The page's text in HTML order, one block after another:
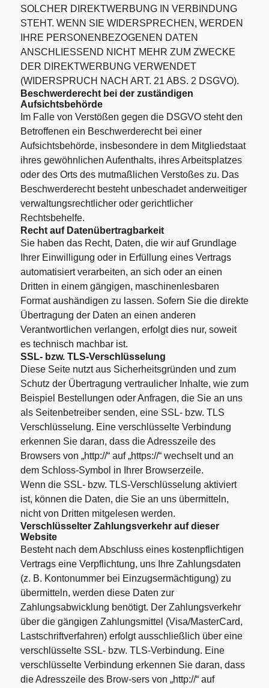
SOLCHER DIREKTWERBUNG IN VERBINDUNG
STEHT. WENN SIE WIDERSPRECHEN, WERDEN
IHRE PERSONENBEZOGENEN DATEN
ANSCHLIESSEND NICHT MEHR ZUM ZWECKE
DER DIREKTWERBUNG VERWENDET
(WIDERSPRUCH NACH ART. 21 ABS. 2 DSGVO).
Beschwerderecht bei der zuständigen
Aufsichtsbehörde
Im Falle von Verstößen gegen die DSGVO steht den
Betroffenen ein Beschwerderecht bei einer
Aufsichtsbehörde, insbesondere in dem Mitgliedstaat
ihres gewöhnlichen Aufenthalts, ihres Arbeitsplatzes
oder des Orts des mutmaßlichen Verstoßes zu. Das
Beschwerderecht besteht unbeschadet anderweitiger
verwaltungsrechtlicher oder gerichtlicher
Rechtsbehelfe.
Recht auf Datenübertragbarkeit
Sie haben das Recht, Daten, die wir auf Grundlage
Ihrer Einwilligung oder in Erfüllung eines Vertrags
automatisiert verarbeiten, an sich oder an einen
Dritten in einem gängigen, maschinenlesbaren
Format aushändigen zu lassen. Sofern Sie die direkte
Übertragung der Daten an einen anderen
Verantwortlichen verlangen, erfolgt dies nur, soweit
es technisch machbar ist.
SSL- bzw. TLS-Verschlüsselung
Diese Seite nutzt aus Sicherheitsgründen und zum
Schutz der Übertragung vertraulicher Inhalte, wie zum
Beispiel Bestellungen oder Anfragen, die Sie an uns
als Seitenbetreiber senden, eine SSL- bzw. TLS
Verschlüsselung. Eine verschlüsselte Verbindung
erkennen Sie daran, dass die Adresszeile des
Browsers von „http://“ auf „https://“ wechselt und an
dem Schloss-Symbol in Ihrer Browserzeile.
Wenn die SSL- bzw. TLS-Verschlüsselung aktiviert
ist, können die Daten, die Sie an uns übermitteln,
nicht von Dritten mitgelesen werden.
Verschlüsselter Zahlungsverkehr auf dieser
Website
Besteht nach dem Abschluss eines kostenpflichtigen
Vertrags eine Verpflichtung, uns Ihre Zahlungsdaten
(z. B. Kontonummer bei Einzugsermächtigung) zu
übermitteln, werden diese Daten zur
Zahlungsabwicklung benötigt. Der Zahlungsverkehr
über die gängigen Zahlungsmittel (Visa/MasterCard,
Lastschriftverfahren) erfolgt ausschließlich über eine
verschlüsselte SSL- bzw. TLS-Verbindung. Eine
verschlüsselte Verbindung erkennen Sie daran, dass
die Adresszeile des Brow-sers von „http://“ auf